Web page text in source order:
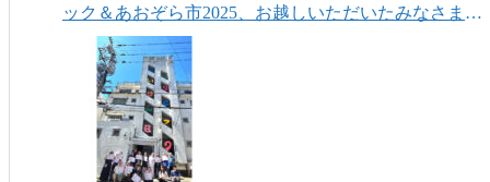
ック＆あおぞら市2025、お越しいただいたみなさまあ
りがとうございました！